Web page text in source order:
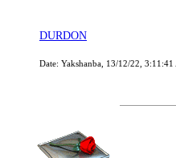
DURDON
Date: Yakshanba, 13/12/22, 3:11:41